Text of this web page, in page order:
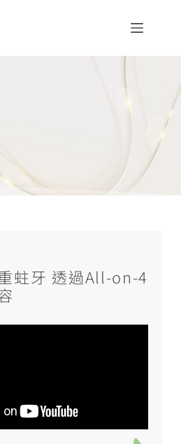
蛀牙 透過All-on-4